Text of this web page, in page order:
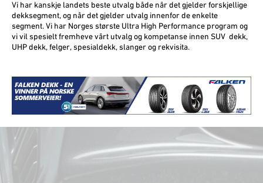
Vi har kanskje landets beste utvalg både når det gjelder forskjellige
dekksegment, og når det gjelder utvalg innenfor de enkelte
segment. Vi har Norges største Ultra High Performance program og
vi vil spesielt fremheve vårt utvalg og kompetanse innen SUV dekk,
UHP dekk, felger, spesialdekk, slanger og rekvisita.